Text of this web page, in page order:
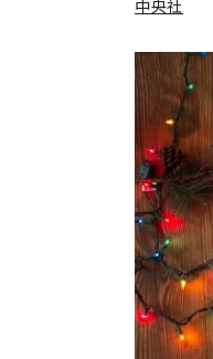
中央社